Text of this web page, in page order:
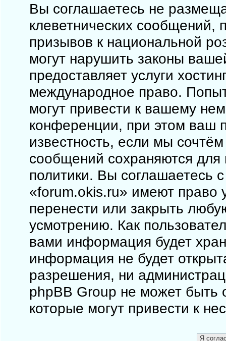
Вы соглашаетесь не
клеветнических сообщений,
призывов к национальной
могут нарушить законы
предоставляет услуги
международное право.
могут привести к вашему
конференции, при этом ваш
известность, если мы
сообщений сохраняются для
политики. Вы соглашаетесь
«forum.okis.ru» имеют право
перенести или закрыть
усмотрению. Как
вами информация будет
информация не будет
разрешения, ни
phpBB Group не может быть
которые могут привести к